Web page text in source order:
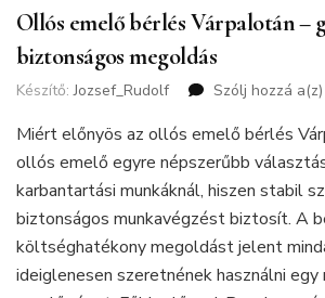
Ollós emelő bérlés Várpalotán –
biztonságos megoldás
Készítő:Jozsef_Rudolf Szólj hozzá a(z)
Miért előnyös az ollós emelő bérlés
ollós emelő egyre népszerűbb
karbantartási munkáknál, hiszen stabil
biztonságos munkavégzést biztosít. A
költséghatékony megoldást jelent
ideiglenesen szeretnének használni egy